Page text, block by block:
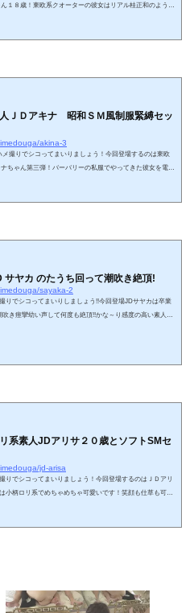
１８歳！東欧系クオーターの彼女はリアル桂正和のような
人ＪＤアキナ 昭和ＳＭ風制服緊縛セッ
akina-3
メ撮りでシコってまいりましょう！今回登場するのは東欧
ちゃん第三弾！バーバリーの私服でやってきた彼女を電動
サヤカ のたうち回って潮吹き絶頂!
sayaka-2
りでシコってまいりしましょう!!今回登場JDサヤカは卒業
吹き痙攣幼い声して何度も絶頂!!かな～り感度の高い素人さ
リ系素人JDアリサ２０歳とソフトSMセ
jd-arisa
りでシコってまいりましょう！今回登場するのはＪＤアリ
小柄ロリ系でめちゃめちゃ可愛いです！笑顔も仕草も可愛